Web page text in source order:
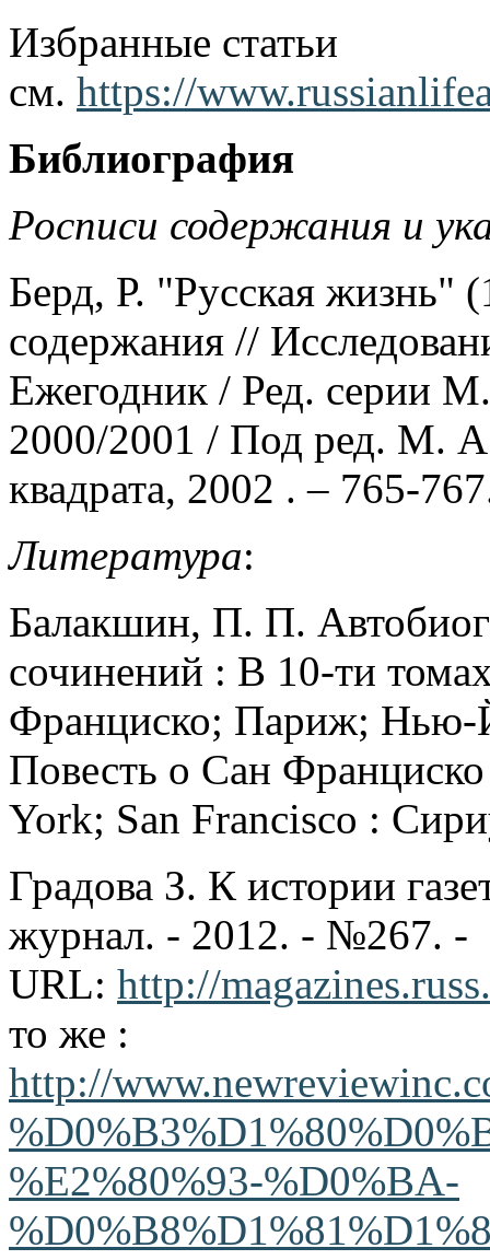
Избранные статьи
см. https://
Библиография
Росписи содержания и
Берд, Р. "Русская жизнь"
содержания //
Ежегодник / Ред. серии
2000/2001 / Под ред. М.
квадрата, 2002 . – 765-
Литература:
Балакшин, П. П.
сочинений : В 10-ти
Франциско; Париж; Нью-
Повесть о Сан
York; San Francisco :
Градова З. К истории
журнал. - 2012. - №267. -
URL: http://
то же :
http://
%E2%80%93-%D0%BA-